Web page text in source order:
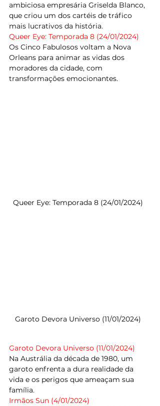
ambiciosa empresária Griselda Blanco,
que criou um dos cartéis de tráfico
mais lucrativos da história.
Queer Eye: Temporada 8 (24/01/2024)
Os Cinco Fabulosos voltam a Nova
Orleans para animar as vidas dos
moradores da cidade, com
transformações emocionantes.
Queer Eye: Temporada 8 (24/01/2024)
Garoto Devora Universo (11/01/2024)
Garoto Devora Universo (11/01/2024)
Na Austrália da década de 1980, um
garoto enfrenta a dura realidade da
vida e os perigos que ameaçam sua
família.
Irmãos Sun (4/01/2024)